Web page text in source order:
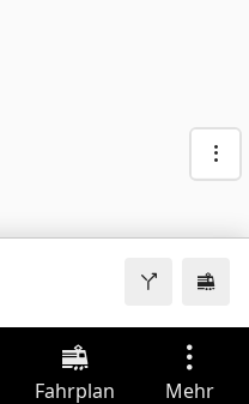
Fahrplan Mehr